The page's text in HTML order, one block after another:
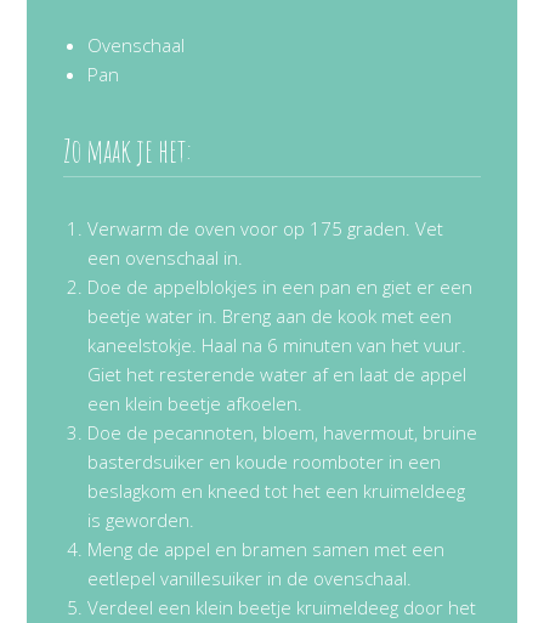
Ovenschaal
Pan
Zo maak je het:
Verwarm de oven voor op 175 graden. Vet
een ovenschaal in.
Doe de appelblokjes in een pan en giet er een
beetje water in. Breng aan de kook met een
kaneelstokje. Haal na 6 minuten van het vuur.
Giet het resterende water af en laat de appel
een klein beetje afkoelen.
Doe de pecannoten, bloem, havermout, bruine
basterdsuiker en koude roomboter in een
beslagkom en kneed tot het een kruimeldeeg
is geworden.
Meng de appel en bramen samen met een
eetlepel vanillesuiker in de ovenschaal.
Verdeel een klein beetje kruimeldeeg door het